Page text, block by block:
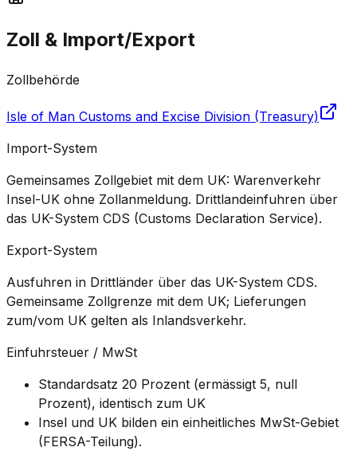
Zoll & Import/Export
Zollbehörde
Isle of Man Customs and Excise Division (Treasury)
Import-System
Gemeinsames Zollgebiet mit dem UK: Warenverkehr
Insel-UK ohne Zollanmeldung. Drittlandeinfuhren über
das UK-System CDS (Customs Declaration Service).
Export-System
Ausfuhren in Drittländer über das UK-System CDS.
Gemeinsame Zollgrenze mit dem UK; Lieferungen
zum/vom UK gelten als Inlandsverkehr.
Einfuhrsteuer / MwSt
Standardsatz 20 Prozent (ermässigt 5, null
Prozent), identisch zum UK
Insel und UK bilden ein einheitliches MwSt-Gebiet
(FERSA-Teilung).